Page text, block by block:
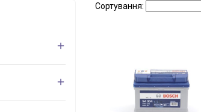
Сортування: